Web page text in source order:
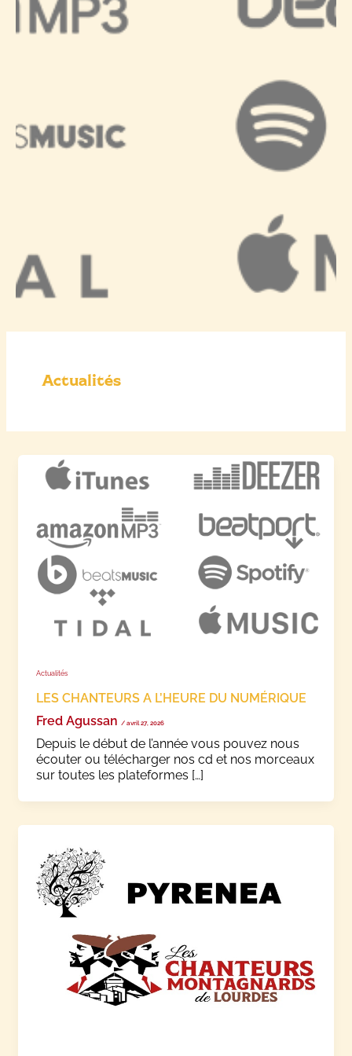
Actualités
Actualités
LES CHANTEURS A L’HEURE DU NUMÉRIQUE
Fred Agussan / avril 27, 2026
Depuis le début de l’année vous pouvez nous
écouter ou télécharger nos cd et nos morceaux
sur toutes les plateformes […]